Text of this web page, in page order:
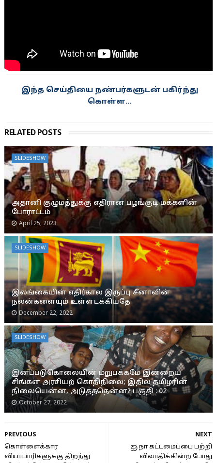
RELATED POSTS
SLIDESHOW
அதானி குழுமத்துக்கு எதிரான பழங்குடி மக்களின்
போராட்டம்
April 25, 2023
SLIDESHOW
இலங்கையின் எதிர்கால இருப்பு சீனாவின்
நலன்களையும் உள்ளடக்கியதே
December 22, 2022
SLIDESHOW
இனப்படுகொலையின் மறுபக்கமே இன்றைய
சிங்கள அரசியற் கொதிநிலை; இதில் தமிழரின்
நிலையென்ன, அடுத்ததென்ன? பகுதி : 02
October 27, 2022
NEXT
ஐ.நா கட்டமைப்பை பற்றி
விவாதிக்கின்ற போது
PREVIOUS
கொள்ளைக்கார
வியாபாரிகளுக்கு திறந்து